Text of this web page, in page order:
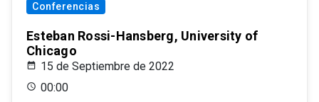
Conferencias
Esteban Rossi-Hansberg, University of
Chicago
15 de Septiembre de 2022
00:00